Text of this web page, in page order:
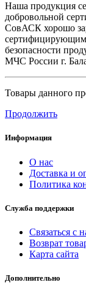
Наша продукция
добровольной
СовАСК хорошо
безопасности
МЧС России г.
Товары данного
Продолжить
Информация
О нас
Доставка и
Политика
Служба поддержки
Связаться с
Возврат
Карта сайта
Дополнительно